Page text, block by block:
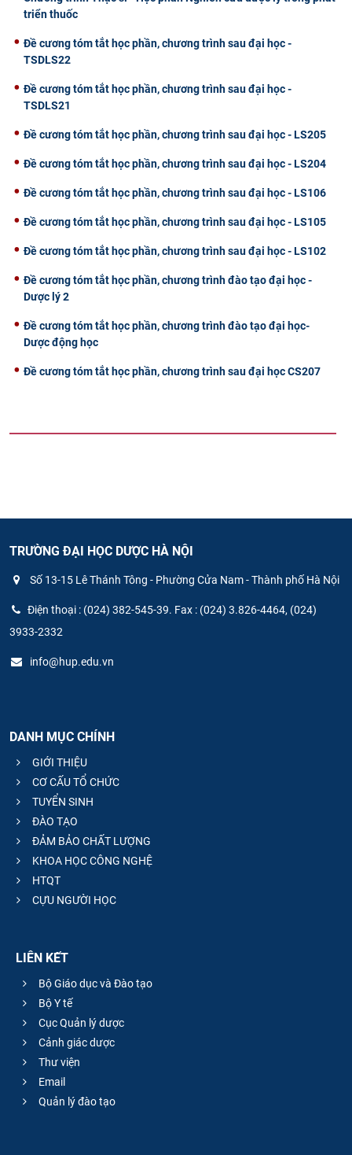
triển thuốc
Đề cương tóm tắt học phần, chương trình sau đại học -
TSDLS22
Đề cương tóm tắt học phần, chương trình sau đại học -
TSDLS21
Đề cương tóm tắt học phần, chương trình sau đại học - LS205
Đề cương tóm tắt học phần, chương trình sau đại học - LS204
Đề cương tóm tắt học phần, chương trình sau đại học - LS106
Đề cương tóm tắt học phần, chương trình sau đại học - LS105
Đề cương tóm tắt học phần, chương trình sau đại học - LS102
Đề cương tóm tắt học phần, chương trình đào tạo đại học -
Dược lý 2
Đề cương tóm tắt học phần, chương trình đào tạo đại học-
Dược động học
Đề cương tóm tắt học phần, chương trình sau đại học CS207
TRƯỜNG ĐẠI HỌC DƯỢC HÀ NỘI
Số 13-15 Lê Thánh Tông - Phường Cửa Nam - Thành phố Hà Nội
Điện thoại : (024) 382-545-39. Fax : (024) 3.826-4464, (024)
3933-2332
info@hup.edu.vn
DANH MỤC CHÍNH
GIỚI THIỆU
CƠ CẤU TỔ CHỨC
TUYỂN SINH
ĐÀO TẠO
ĐẢM BẢO CHẤT LƯỢNG
KHOA HỌC CÔNG NGHỆ
HTQT
CỰU NGƯỜI HỌC
LIÊN KẾT
Bộ Giáo dục và Đào tạo
Bộ Y tế
Cục Quản lý dược
Cảnh giác dược
Thư viện
Email
Quản lý đào tạo